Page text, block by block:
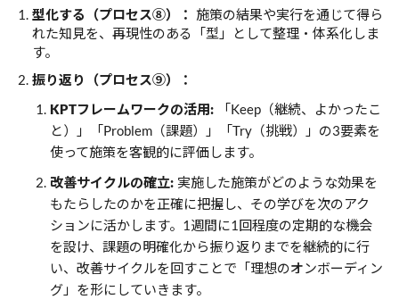
型化する（プロセス⑧）： 施策の結果や実行を通じて得ら
れた知見を、再現性のある「型」として整理・体系化しま
す。
振り返り（プロセス⑨）：
KPTフレームワークの活用: 「Keep（継続、よかったこ
と）」「Problem（課題）」「Try（挑戦）」の3要素を
使って施策を客観的に評価します。
改善サイクルの確立: 実施した施策がどのような効果を
もたらしたのかを正確に把握し、その学びを次のアク
ションに活かします。1週間に1回程度の定期的な機会
を設け、課題の明確化から振り返りまでを継続的に行
い、改善サイクルを回すことで「理想のオンボーディン
グ」を形にしていきます。